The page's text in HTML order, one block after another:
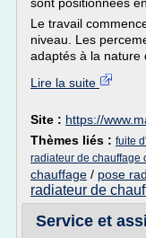
Le travail
niveau. Les
adaptés à la nature
Lire la suite
Site : https://
Thèmes liés : fuite
radiateur de chauffage
chauffage / pose
radiateur de
Service et